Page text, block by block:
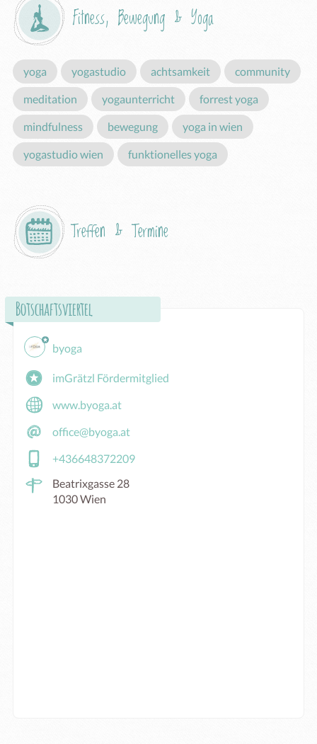
Fitness, Bewegung & Yoga
yoga yogastudio achtsamkeit community
meditation yogaunterricht forrest yoga
mindfulness bewegung yoga in wien
yogastudio wien funktionelles yoga
Treffen & Termine
Botschaftsviertel
byoga
imGrätzl Fördermitglied
www.byoga.at
office@byoga.at
+436648372209
Beatrixgasse 28
1030 Wien